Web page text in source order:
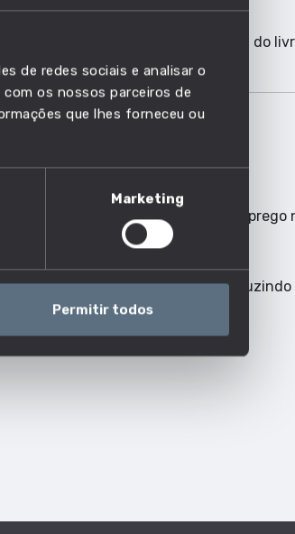
de redes sociais e analisar o
os nossos parceiros de
que lhes forneceu ou
Marketing
Permitir todos
Diretor de museu, Diretor-geral do
a acompanhar a evolução do emprego
passar a ser automatizada, reduzindo